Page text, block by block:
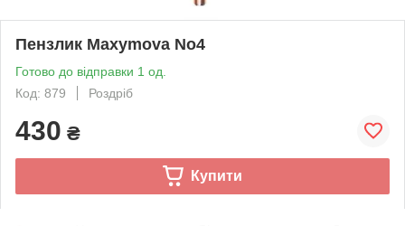
Пензлик Maxymova No4
Готово до відправки 1 од.
Код: 879
Роздріб
430 ₴
Купити